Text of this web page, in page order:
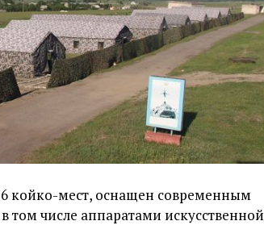
койко-мест, оснащен современным
числе аппаратами искусственной